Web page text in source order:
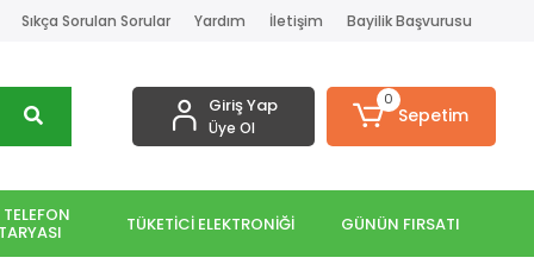
Sıkça Sorulan Sorular Yardım İletişim Bayilik Başvurusu
Giriş Yap
Üye Ol
0
Sepetim
TÜKETİCİ ELEKTRONİĞİ GÜNÜN FIRSATI